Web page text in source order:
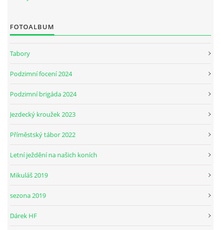
JARNÍ BRIGÁDA SE ODKLÁDÁ.
PÁTEČNÍ KROUŽEK " ŠKOLA JEZDECTVÍ " BUDE ZAHÁJEN
ČLENOVÉ JK CABALLERO Z RYCHVALDU
PODZIMNÍ BRIGÁDA 4.10.2025
FOTOALBUM
Tabory
Podzimní focení 2024
Podzimní brigáda 2024
Jezdecký kroužek 2023
Příměstský tábor 2022
Letní ježdění na našich koních
Mikuláš 2019
sezona 2019
Dárek HF